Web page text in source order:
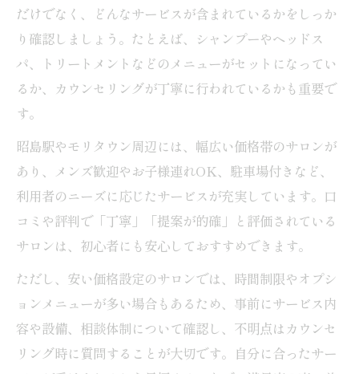
だけでなく、どんなサービスが含まれているかをしっか
り確認しましょう。たとえば、シャンプーやヘッドス
パ、トリートメントなどのメニューがセットになってい
るか、カウンセリングが丁寧に行われているかも重要で
す。
昭島駅やモリタウン周辺には、幅広い価格帯のサロンが
あり、メンズ歓迎やお子様連れOK、駐車場付きなど、
利用者のニーズに応じたサービスが充実しています。口
コミや評判で「丁寧」「提案が的確」と評価されている
サロンは、初心者にも安心しておすすめできます。
ただし、安い価格設定のサロンでは、時間制限やオプシ
ョンメニューが多い場合もあるため、事前にサービス内
容や設備、相談体制について確認し、不明点はカウンセ
リング時に質問することが大切です。自分に合ったサー